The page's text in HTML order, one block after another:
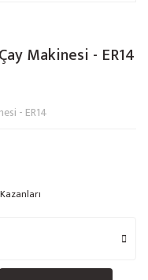
Makinesi - ER14
- ER14